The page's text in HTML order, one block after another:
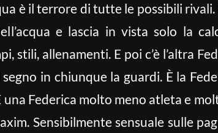
è il terrore di tutte le possibili rivali.
e lascia in vista solo la
stili, allenamenti. E poi c’è l’altra
in chiunque la guardi. È la
una Federica molto meno atleta e
Sensibilmente sensuale sulle